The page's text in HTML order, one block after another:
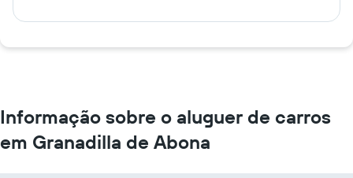
Informação sobre o aluguer de carros
em Granadilla de Abona